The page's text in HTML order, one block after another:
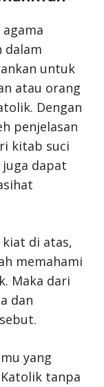
dalam
untuk
atau orang
Dengan
penjelasan
kitab suci
dapat
di atas,
memahami
Maka dari
dan
yang
tanpa